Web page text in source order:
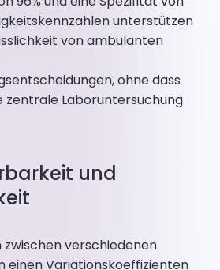
unterstützen
von ambulanten
ohne dass
zentrale Laboruntersuchung
und
zwischen verschiedenen
einen Variationskoeffizienten